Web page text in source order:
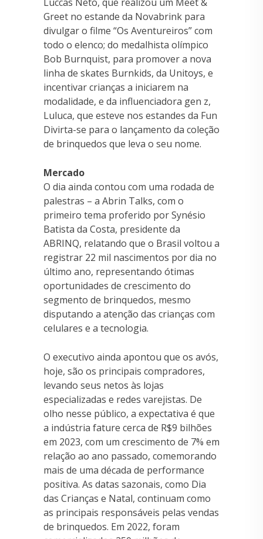
Greet no estande da Novabrink para
divulgar o filme “Os Aventureiros” com
todo o elenco; do medalhista olímpico
Bob Burnquist, para promover a nova
linha de skates Burnkids, da Unitoys, e
incentivar crianças a iniciarem na
modalidade, e da influenciadora gen z,
Luluca, que esteve nos estandes da Fun
Divirta-se para o lançamento da coleção
de brinquedos que leva o seu nome.
Mercado
O dia ainda contou com uma rodada de
palestras – a Abrin Talks, com o
primeiro tema proferido por Synésio
Batista da Costa, presidente da
ABRINQ, relatando que o Brasil voltou a
registrar 22 mil nascimentos por dia no
último ano, representando ótimas
oportunidades de crescimento do
segmento de brinquedos, mesmo
disputando a atenção das crianças com
celulares e a tecnologia.
O executivo ainda apontou que os avós,
hoje, são os principais compradores,
levando seus netos às lojas
especializadas e redes varejistas. De
olho nesse público, a expectativa é que
a indústria fature cerca de R$9 bilhões
em 2023, com um crescimento de 7% em
relação ao ano passado, comemorando
mais de uma década de performance
positiva. As datas sazonais, como Dia
das Crianças e Natal, continuam como
as principais responsáveis pelas vendas
de brinquedos. Em 2022, foram